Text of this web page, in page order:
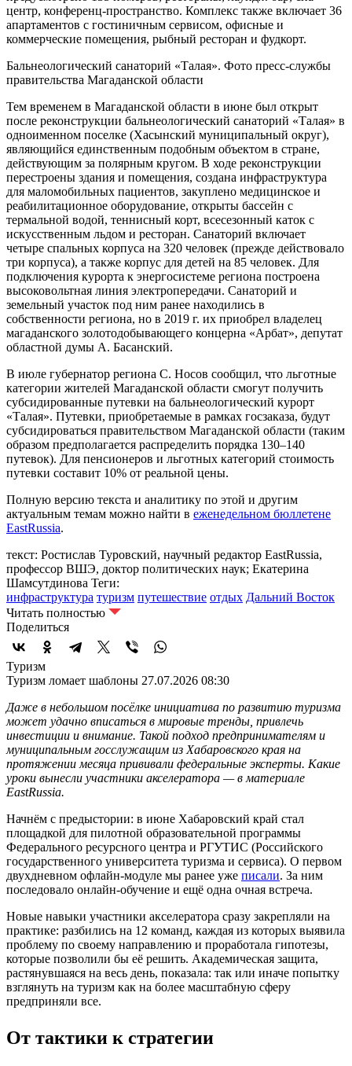
центр, конференц-пространство. Комплекс также включает 36
апартаментов с гостиничным сервисом, офисные и
коммерческие помещения, рыбный ресторан и фудкорт.
Бальнеологический санаторий «Талая». Фото пресс-службы
правительства Магаданской области
Тем временем в Магаданской области в июне был открыт
после реконструкции бальнеологический санаторий «Талая» в
одноименном поселке (Хасынский муниципальный округ),
являющийся единственным подобным объектом в стране,
действующим за полярным кругом. В ходе реконструкции
перестроены здания и помещения, создана инфраструктура
для маломобильных пациентов, закуплено медицинское и
реабилитационное оборудование, открыты бассейн с
термальной водой, теннисный корт, всесезонный каток с
искусственным льдом и ресторан. Санаторий включает
четыре спальных корпуса на 320 человек (прежде действовало
три корпуса), а также корпус для детей на 85 человек. Для
подключения курорта к энергосистеме региона построена
высоковольтная линия электропередачи. Санаторий и
земельный участок под ним ранее находились в
собственности региона, но в 2019 г. их приобрел владелец
магаданского золотодобывающего концерна «Арбат», депутат
областной думы А. Басанский.
В июле губернатор региона С. Носов сообщил, что льготные
категории жителей Магаданской области смогут получить
субсидированные путевки на бальнеологический курорт
«Талая». Путевки, приобретаемые в рамках госзаказа, будут
субсидироваться правительством Магаданской области (таким
образом предполагается распределить порядка 130–140
путевок). Для пенсионеров и льготных категорий стоимость
путевки составит 10% от реальной цены.
Полную версию текста и аналитику по этой и другим
актуальным темам можно найти в еженедельном бюллетене
EastRussia.
текст: Ростислав Туровский, научный редактор EastRussia,
профессор ВШЭ, доктор политических наук; Екатерина
Шамсутдинова Теги:
инфраструктура туризм путешествие отдых Дальний Восток
Читать полностью
Поделиться
Туризм
Туризм ломает шаблоны 27.07.2026 08:30
Даже в небольшом посёлке инициатива по развитию туризма
может удачно вписаться в мировые тренды, привлечь
инвестиции и внимание. Такой подход предпринимателям и
муниципальным госслужащим из Хабаровского края на
протяжении месяца прививали федеральные эксперты. Какие
уроки вынесли участники акселератора — в материале
EastRussia.
Начнём с предыстории: в июне Хабаровский край стал
площадкой для пилотной образовательной программы
Федерального ресурсного центра и РГУТИС (Российского
государственного университета туризма и сервиса). О первом
двухдневном офлайн-модуле мы ранее уже писали. За ним
последовало онлайн-обучение и ещё одна очная встреча.
Новые навыки участники акселератора сразу закрепляли на
практике: разбились на 12 команд, каждая из которых выявила
проблему по своему направлению и проработала гипотезы,
которые позволили бы её решить. Академическая защита,
растянувшаяся на весь день, показала: так или иначе попытку
взглянуть на туризм как на более масштабную сферу
предприняли все.
От тактики к стратегии